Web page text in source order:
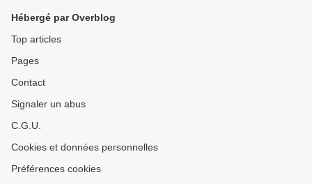
Hébergé par Overblog
Top articles
Pages
Contact
Signaler un abus
C.G.U.
Cookies et données personnelles
Préférences cookies